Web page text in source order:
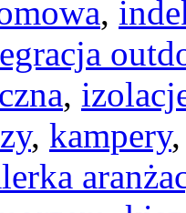
,
,
, kampery